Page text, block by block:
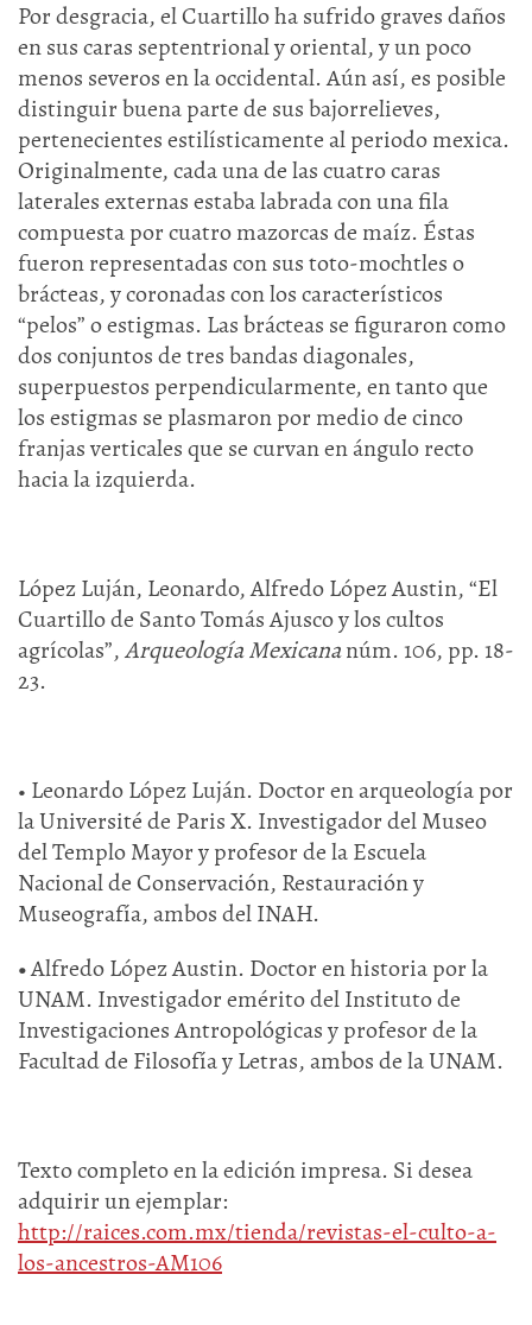
Por desgracia, el Cuartillo ha sufrido graves daños
en sus caras septentrional y oriental, y un poco
menos severos en la occidental. Aún así, es posible
distinguir buena parte de sus bajorrelieves,
pertenecientes estilísticamente al periodo mexica.
Originalmente, cada una de las cuatro caras
laterales externas estaba labrada con una fila
compuesta por cuatro mazorcas de maíz. Éstas
fueron representadas con sus toto-mochtles o
brácteas, y coronadas con los característicos
“pelos” o estigmas. Las brácteas se figuraron como
dos conjuntos de tres bandas diagonales,
superpuestos perpendicularmente, en tanto que
los estigmas se plasmaron por medio de cinco
franjas verticales que se curvan en ángulo recto
hacia la izquierda.
López Luján, Leonardo, Alfredo López Austin, “El
Cuartillo de Santo Tomás Ajusco y los cultos
agrícolas”,Arqueología Mexicananúm. 106, pp. 18-
23.
• Leonardo López Luján. Doctor en arqueología por
la Université de Paris X. Investigador del Museo
del Templo Mayor y profesor de la Escuela
Nacional de Conservación, Restauración y
Museografía, ambos del INAH.
•Alfredo López Austin. Doctor en historia por la
UNAM. Investigador emérito del Instituto de
Investigaciones Antropológicas y profesor de la
Facultad de Filosofía y Letras, ambos de la UNAM.
Texto completo en la edición impresa. Si desea
adquirir un ejemplar:
http://raices.com.mx/tienda/revistas-el-culto-a-
los-ancestros-AM106